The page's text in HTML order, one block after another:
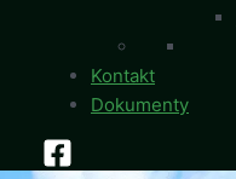
Kontakt
Dokumenty